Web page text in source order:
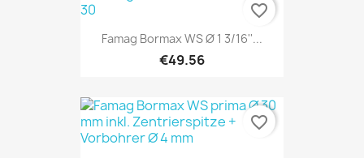
Famag Bormax WS Ø 1 3/16''...
€49.56
favorite_border
favorite_border